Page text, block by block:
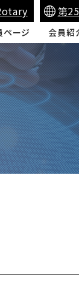
第
妹クラブ
ページ 会員紹